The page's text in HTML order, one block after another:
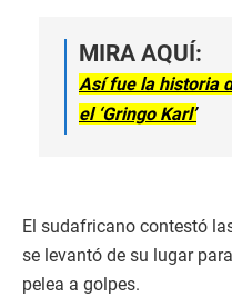
MIRA AQUÍ:
Así fue la historia
el ‘Gringo Karl’
El sudafricano contestó
se levantó de su lugar
pelea a golpes.